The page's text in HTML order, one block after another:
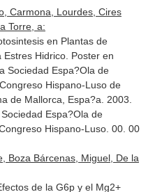
Carmona, Lourdes, Cires
Torre, a:
en Plantas de
Hidrico. Poster en
Sociedad Espa?Ola de
Hispano-Luso de
de Mallorca, Espa?a. 2003.
Espa?Ola de
Hispano-Luso. 00. 00
Boza Bárcenas, Miguel, De la
de la G6p y el Mg2+